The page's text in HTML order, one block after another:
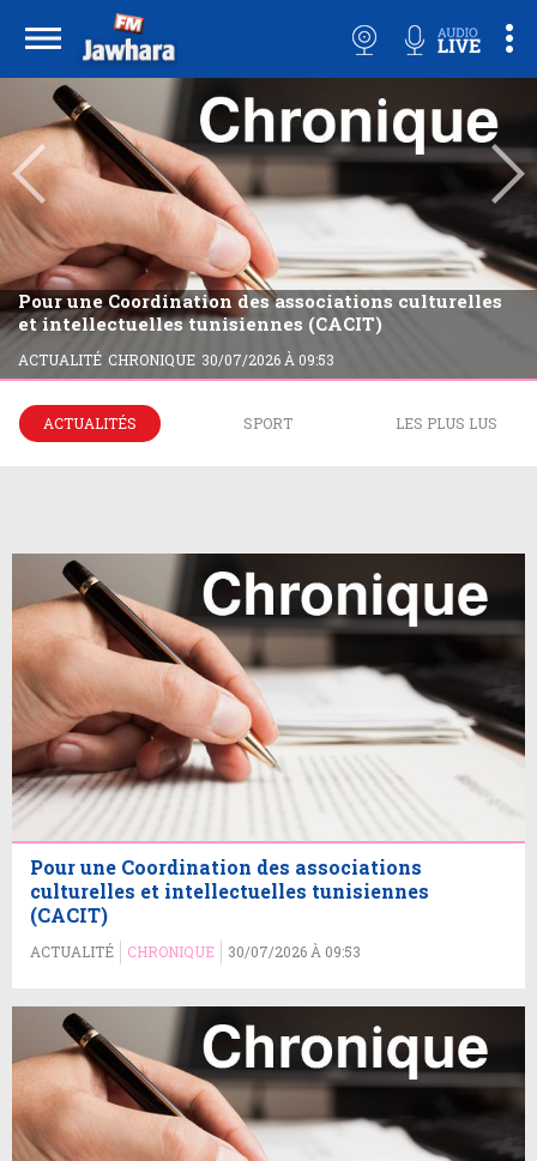
Pour une Coordination des associations culturelles
et intellectuelles tunisiennes (CACIT)
ACTUALITÉ CHRONIQUE 30/07/2026 À 09:53
ACTUALITÉS SPORT LES PLUS LUS
Pour une Coordination des associations
culturelles et intellectuelles tunisiennes
(CACIT)
ACTUALITÉ CHRONIQUE 30/07/2026 À 09:53